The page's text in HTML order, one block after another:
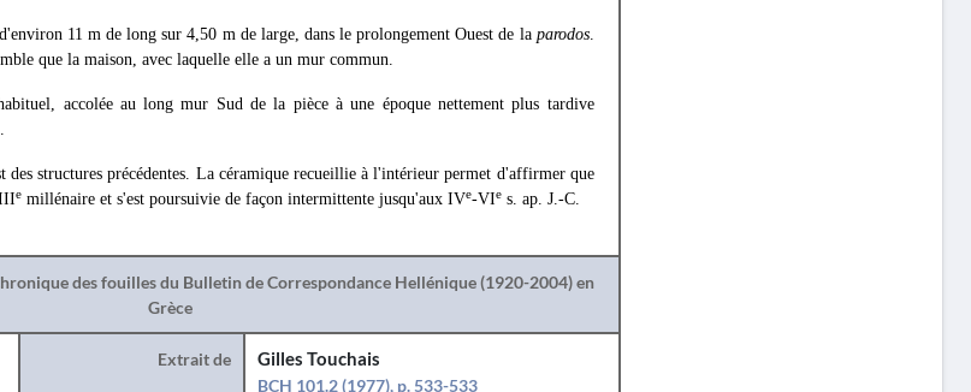
11 m de long sur 4,50 m de large, dans le prolongement Ouest de la parodos.
que la maison, avec laquelle elle a un mur commun.
accolée au long mur Sud de la pièce à une époque nettement plus tardive
des structures précédentes. La céramique recueillie à l'intérieur permet d'affirmer que
e millénaire et s'est poursuivie de façon intermittente jusqu'aux IVe-VIe s. ap. J.-C.
des fouilles du Bulletin de Correspondance Hellénique (1920-2004) en
Grèce
Extrait de
Gilles Touchais
BCH 101.2 (1977), p. 533-533